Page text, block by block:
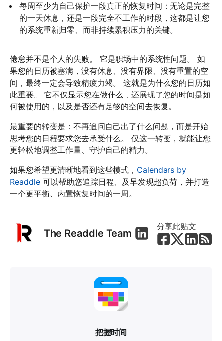
每周至少为自己保护一段真正的恢复时间：无论是完整
的一天休息，还是一段完全不工作的时段，这都是让您
的系统重新归零、而非持续累积压力的关键。
倦怠并不是个人的失败。 它是职场中的系统性问题。 如
果您的日历被塞满，没有休息、没有界限、没有重置的空
间，最终一定会导致精疲力竭。 这就是为什么您的日历如
此重要。 它不仅显示您在做什么，还展现了您的时间是如
何被使用的，以及是否还有足够的空间去恢复。
最重要的转变是：不再追问自己出了什么问题，而是开始
思考您的日程要求您去承受什么。 仅这一转变，就能让您
更轻松地调整工作量、守护自己的精力。
如果您希望更清晰地看到这些模式， Calendars by
Readdle 可以帮助您追踪日程、及早发现超负荷，并打造
一个更平衡、内置恢复时间的一周。
The Readdle Team
分享此贴文
把握时间